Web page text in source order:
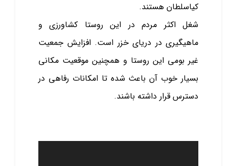
کیاسلطان هستند.
شغل اکثر مردم در این روستا کشاورزی و
ماهیگیری در دریای خزر است. افزایش جمعیت
غیر بومی این روستا و همچنین موقعیت مکانی
بسیار خوب آن باعث شده تا امکانات رفاهی در
دسترس قرار داشته باشند.